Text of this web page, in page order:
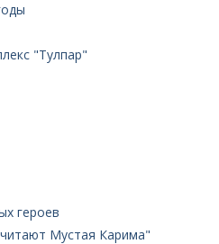
"Тулпар"
героев
Мустая Карима"